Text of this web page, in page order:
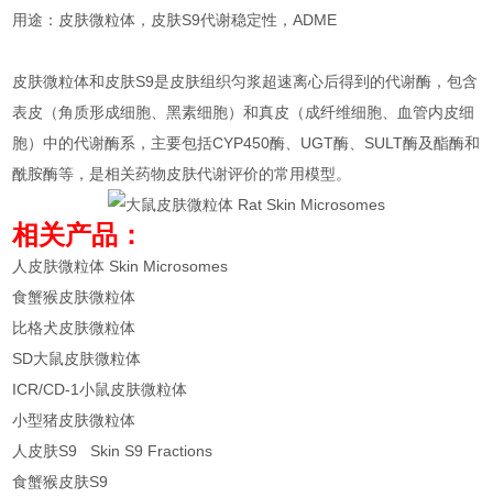
用途：皮肤微粒体，皮肤S9代谢稳定性，ADME
皮肤微粒体和皮肤S9是皮肤组织匀浆超速离心后得到的代谢酶，包含
表皮（角质形成细胞、黑素细胞）和真皮（成纤维细胞、血管内皮细
胞）中的代谢酶系，主要包括CYP450酶、UGT酶、SULT酶及酯酶和
酰胺酶等，是相关药物皮肤代谢评价的常用模型。
相关产品：
人皮肤微粒体 Skin Microsomes
食蟹猴皮肤微粒体
比格犬皮肤微粒体
SD大鼠皮肤微粒体
ICR/CD-1小鼠皮肤微粒体
小型猪皮肤微粒体
人皮肤S9 Skin S9 Fractions
食蟹猴皮肤S9